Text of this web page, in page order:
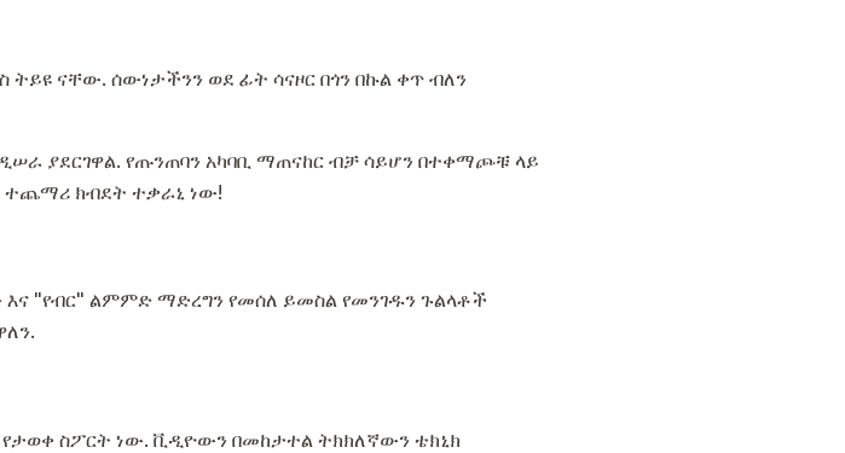
ትይዩ ናቸው. ሰውነታችንን ወደ ፊት ሳናዞር በጎን በኩል ቀጥ ብለን
ያደርገዋል. የጡንጠባን አካባቢ ማጠናከር ብቻ ሳይሆን በተቀማጮቹ ላይ
ተጨማሪ ክብደት ተቃራኒ ነው!
"የብር" ልምምድ ማድረግን የመሰለ ይመስል የመንገዱን ጉልላቶች
ስፖርት ነው. ቪዲዮውን በመከታተል ትክክለኛውን ቴክኒክ